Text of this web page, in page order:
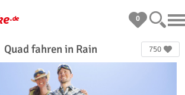
0
Quad fahren in Rain 750